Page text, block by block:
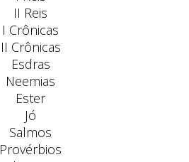
II Reis
I Crônicas
II Crônicas
Esdras
Neemias
Ester
Jó
Salmos
Provérbios